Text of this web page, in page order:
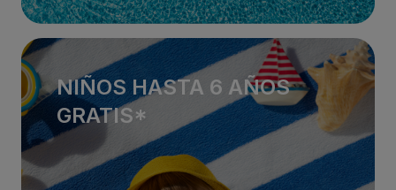
NIÑOS HASTA 6 AÑOS
GRATIS*